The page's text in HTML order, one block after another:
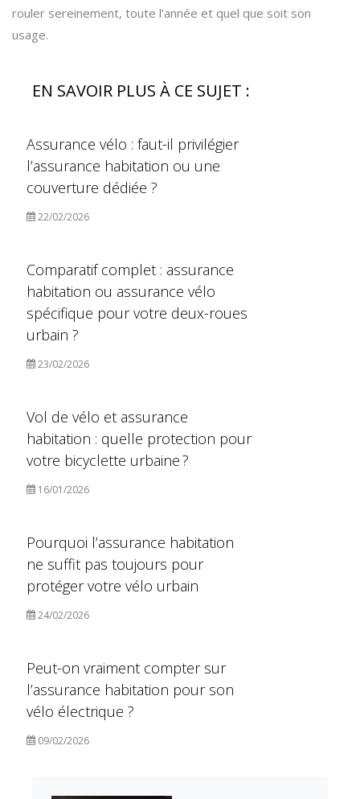
rouler sereinement, toute l’année et quel que soit son
usage.
EN SAVOIR PLUS À CE SUJET :
Assurance vélo : faut-il privilégier
l’assurance habitation ou une
couverture dédiée ?
22/02/2026
Comparatif complet : assurance
habitation ou assurance vélo
spécifique pour votre deux-roues
urbain ?
23/02/2026
Vol de vélo et assurance
habitation : quelle protection pour
votre bicyclette urbaine ?
16/01/2026
Pourquoi l’assurance habitation
ne suffit pas toujours pour
protéger votre vélo urbain
24/02/2026
Peut-on vraiment compter sur
l’assurance habitation pour son
vélo électrique ?
09/02/2026